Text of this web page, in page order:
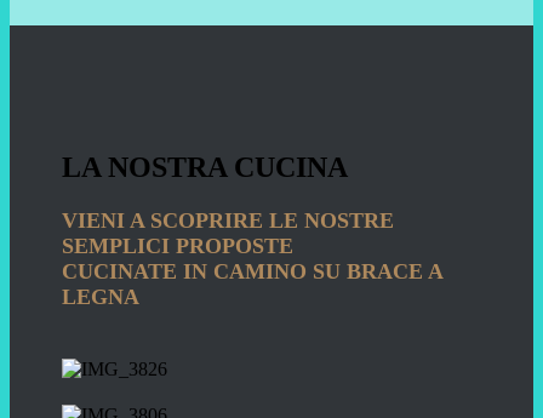
LA NOSTRA CUCINA
VIENI A SCOPRIRE LE NOSTRE
SEMPLICI PROPOSTE
CUCINATE IN CAMINO SU BRACE A
LEGNA